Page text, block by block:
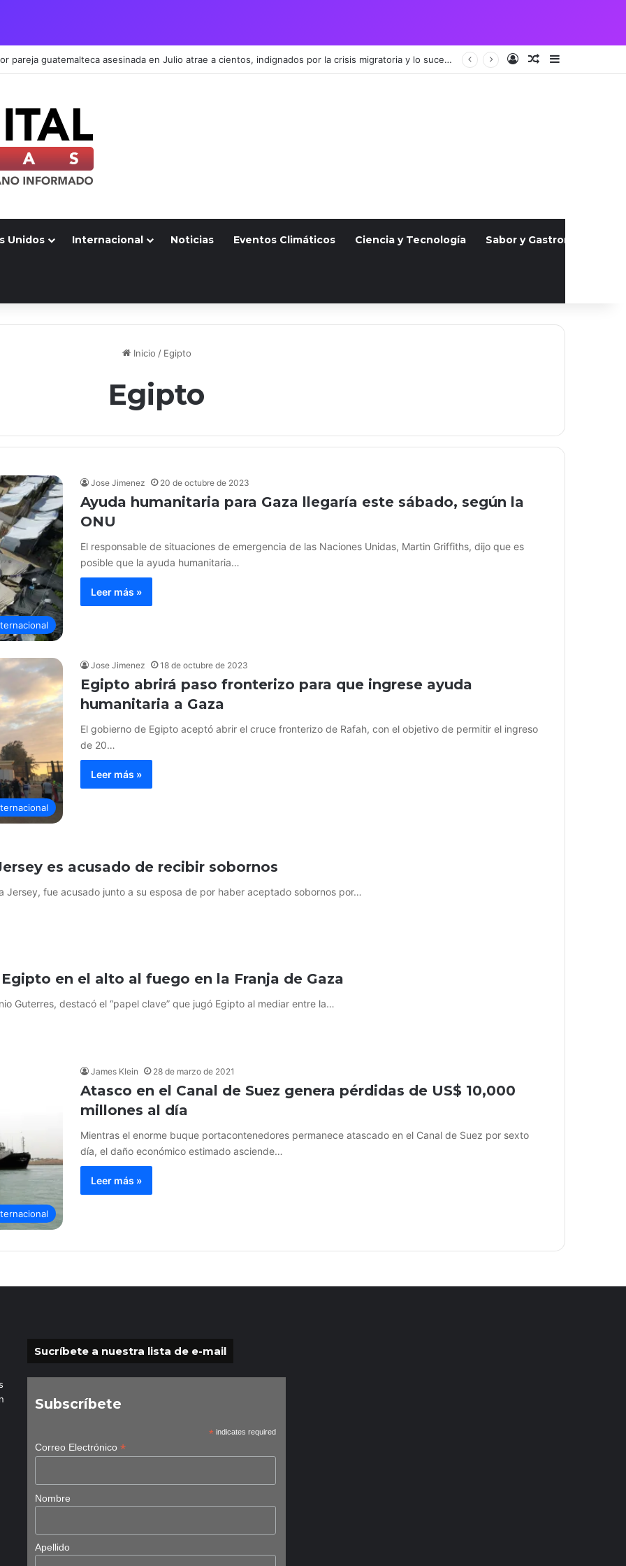
Vigilia por pareja guatemalteca asesinada en Julio atrae a cientos, indignados por la crisis migratoria y lo sucedido AccesoPublicación al
Unidos Internacional Noticias Eventos Climáticos Ciencia y Tecnología Sabor y Gastronomía
Inicio / Egipto
Egipto
Jose Jimenez 20 de octubre de 2023
Ayuda humanitaria para Gaza llegaría este sábado, según la
ONU
El responsable de situaciones de emergencia de las Naciones Unidas, Martin Griffiths, dijo que es
posible que la ayuda humanitaria…
Leer más »
Jose Jimenez 18 de octubre de 2023
Egipto abrirá paso fronterizo para que ingrese ayuda
humanitaria a Gaza
El gobierno de Egipto aceptó abrir el cruce fronterizo de Rafah, con el objetivo de permitir el ingreso
de 20…
Leer más »
es acusado de recibir sobornos
Jersey, fue acusado junto a su esposa de por haber aceptado sobornos por…
en el alto al fuego en la Franja de Gaza
Guterres, destacó el “papel clave” que jugó Egipto al mediar entre la…
James Klein 28 de marzo de 2021
Atasco en el Canal de Suez genera pérdidas de US$ 10,000
millones al día
Mientras el enorme buque portacontenedores permanece atascado en el Canal de Suez por sexto
día, el daño económico estimado asciende…
Leer más »
Sucríbete a nuestra lista de e-mail
Subscríbete
* indicates required
Correo Electrónico*
Nombre
Apellido